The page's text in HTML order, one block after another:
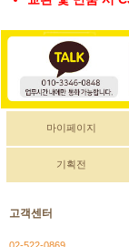
마이페이지
기획전
고객센터